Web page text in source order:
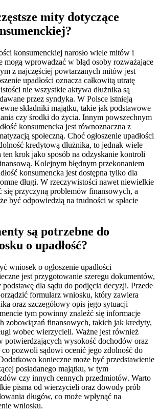
mity dotyczące
konsumenckiej narosło wiele mitów i
mogą wprowadzać w błąd osoby rozważające
z najczęściej powtarzanych mitów jest
upadłości oznacza całkowitą utratę
nie wszystkie aktywa dłużnika są
przez syndyka. W Polsce istnieją
składniki majątku, takie jak podstawowe
czy środki do życia. Innym powszechnym
konsumencka jest równoznaczna z
społeczną. Choć ogłoszenie upadłości
kredytową dłużnika, to jednak wiele
ten krok jako sposób na odzyskanie kontroli
Kolejnym błędnym przekonaniem
konsumencka jest dostępna tylko dla
długi. W rzeczywistości nawet niewielkie
się przyczyną problemów finansowych, a
być odpowiedzią na trudności w spłacie
są potrzebne do
o upadłość?
wniosek o ogłoszenie upadłości
jest przygotowanie szeregu dokumentów,
podstawę dla sądu do podjęcia decyzji. Przede
formularz wniosku, który zawiera
oraz szczegółowy opis jego sytuacji
tym powinny znaleźć się informacje
zobowiązań finansowych, takich jak kredyty,
wobec wierzycieli. Ważne jest również
potwierdzających wysokość dochodów oraz
pozwoli sądowi ocenić jego zdolność do
konieczne może być przedstawienie
posiadanego majątku, w tym
czy innych cennych przedmiotów. Warto
pisma od wierzycieli oraz dowody prób
długów, co może wpłynąć na
wniosku.